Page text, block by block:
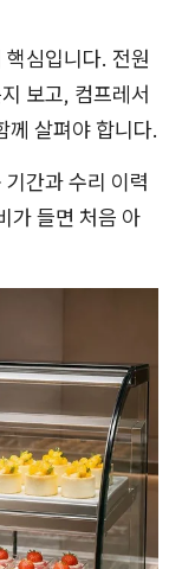
심입니다. 전원
보고, 컴프레서
께 살펴야 합니다.
간과 수리 이력
가 들면 처음 아